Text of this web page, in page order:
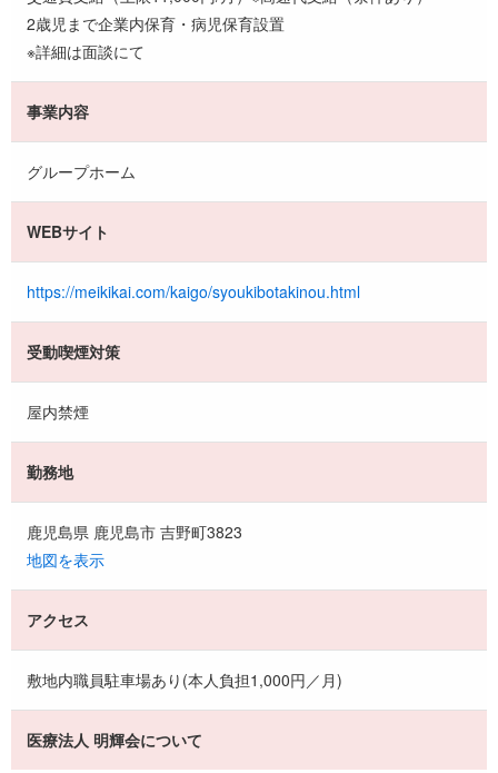
2歳児まで企業内保育・病児保育設置
※詳細は面談にて
事業内容
グループホーム
WEBサイト
https://meikikai.com/kaigo/syoukibotakinou.html
受動喫煙対策
屋内禁煙
勤務地
鹿児島県 鹿児島市 吉野町3823
地図を表示
アクセス
敷地内職員駐車場あり(本人負担1,000円／月)
医療法人 明輝会について